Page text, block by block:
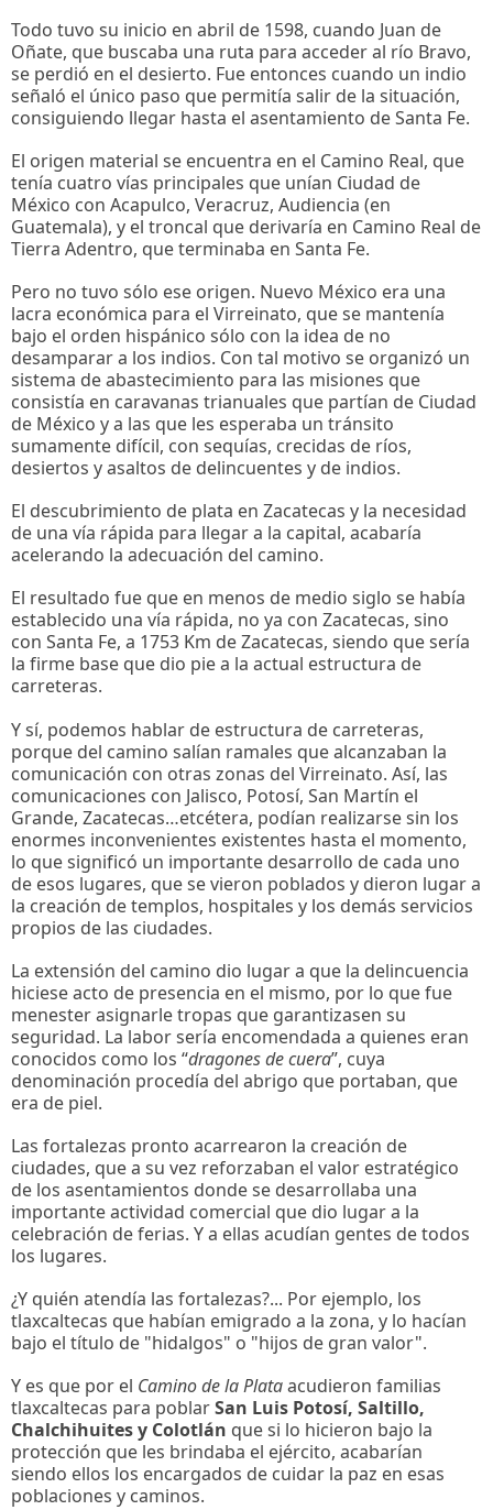
Todo tuvo su inicio en abril de 1598, cuando Juan de
Oñate, que buscaba una ruta para acceder al río Bravo,
se perdió en el desierto. Fue entonces cuando un indio
señaló el único paso que permitía salir de la situación,
consiguiendo llegar hasta el asentamiento de Santa Fe.
El origen material se encuentra en el Camino Real, que
tenía cuatro vías principales que unían Ciudad de
México con Acapulco, Veracruz, Audiencia (en
Guatemala), y el troncal que derivaría en Camino Real de
Tierra Adentro, que terminaba en Santa Fe.
Pero no tuvo sólo ese origen. Nuevo México era una
lacra económica para el Virreinato, que se mantenía
bajo el orden hispánico sólo con la idea de no
desamparar a los indios. Con tal motivo se organizó un
sistema de abastecimiento para las misiones que
consistía en caravanas trianuales que partían de Ciudad
de México y a las que les esperaba un tránsito
sumamente difícil, con sequías, crecidas de ríos,
desiertos y asaltos de delincuentes y de indios.
El descubrimiento de plata en Zacatecas y la necesidad
de una vía rápida para llegar a la capital, acabaría
acelerando la adecuación del camino.
El resultado fue que en menos de medio siglo se había
establecido una vía rápida, no ya con Zacatecas, sino
con Santa Fe, a 1753 Km de Zacatecas, siendo que sería
la firme base que dio pie a la actual estructura de
carreteras.
Y sí, podemos hablar de estructura de carreteras,
porque del camino salían ramales que alcanzaban la
comunicación con otras zonas del Virreinato. Así, las
comunicaciones con Jalisco, Potosí, San Martín el
Grande, Zacatecas…etcétera, podían realizarse sin los
enormes inconvenientes existentes hasta el momento,
lo que significó un importante desarrollo de cada uno
de esos lugares, que se vieron poblados y dieron lugar a
la creación de templos, hospitales y los demás servicios
propios de las ciudades.
La extensión del camino dio lugar a que la delincuencia
hiciese acto de presencia en el mismo, por lo que fue
menester asignarle tropas que garantizasen su
seguridad. La labor sería encomendada a quienes eran
conocidos como los “dragones de cuera”, cuya
denominación procedía del abrigo que portaban, que
era de piel.
Las fortalezas pronto acarrearon la creación de
ciudades, que a su vez reforzaban el valor estratégico
de los asentamientos donde se desarrollaba una
importante actividad comercial que dio lugar a la
celebración de ferias. Y a ellas acudían gentes de todos
los lugares.
¿Y quién atendía las fortalezas?... Por ejemplo, los
tlaxcaltecas que habían emigrado a la zona, y lo hacían
bajo el título de "hidalgos" o "hijos de gran valor".
Y es que por el Camino de la Plataacudieron familias
tlaxcaltecas para poblarSan Luis Potosí, Saltillo,
Chalchihuites y Colotlán que si lo hicieron bajo la
protección que les brindaba el ejército, acabarían
siendo ellos los encargados de cuidar la paz en esas
poblaciones y caminos.